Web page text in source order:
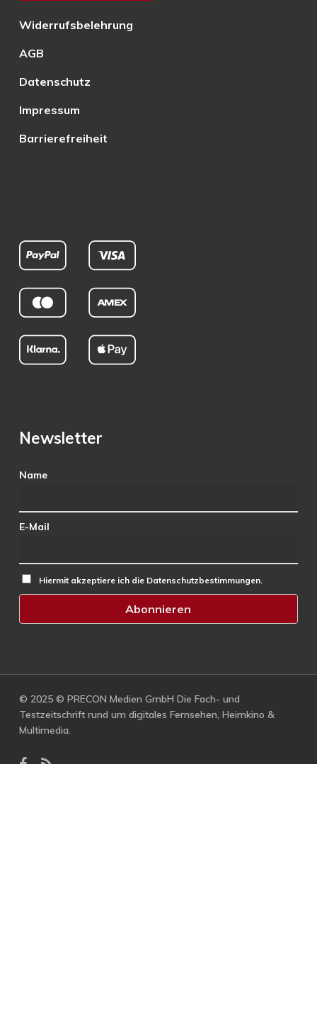
Widerrufsbelehrung
AGB
Datenschutz
Impressum
Barrierefreiheit
Newsletter
Name
E-Mail
Hiermit akzeptiere ich die Datenschutzbestimmungen.
© 2025 © PRECON Medien GmbH Die Fach- und
Testzeitschrift rund um digitales Fernsehen, Heimkino &
Multimedia.
facebook
RSS